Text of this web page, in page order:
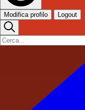
Modifica profilo Logout